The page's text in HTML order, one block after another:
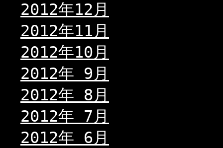
2012年12月
2012年11月
2012年10月
2012年 9月
2012年 8月
2012年 7月
2012年 6月